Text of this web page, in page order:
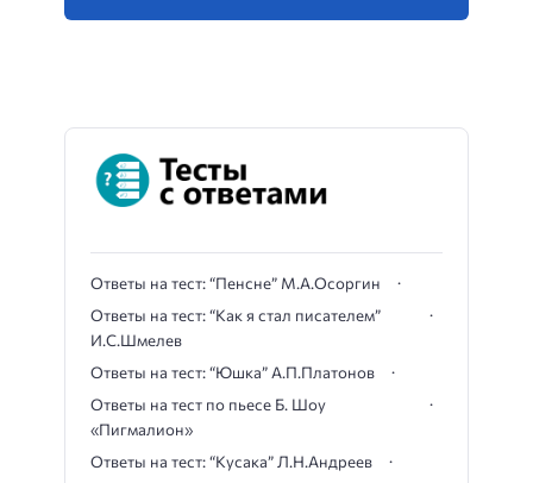
Ответы на тест: “Пенсне” М.А.Осоргин
Ответы на тест: “Как я стал писателем”
И.С.Шмелев
Ответы на тест: “Юшка” А.П.Платонов
Ответы на тест по пьесе Б. Шоу
«Пигмалион»
Ответы на тест: “Кусака” Л.Н.Андреев